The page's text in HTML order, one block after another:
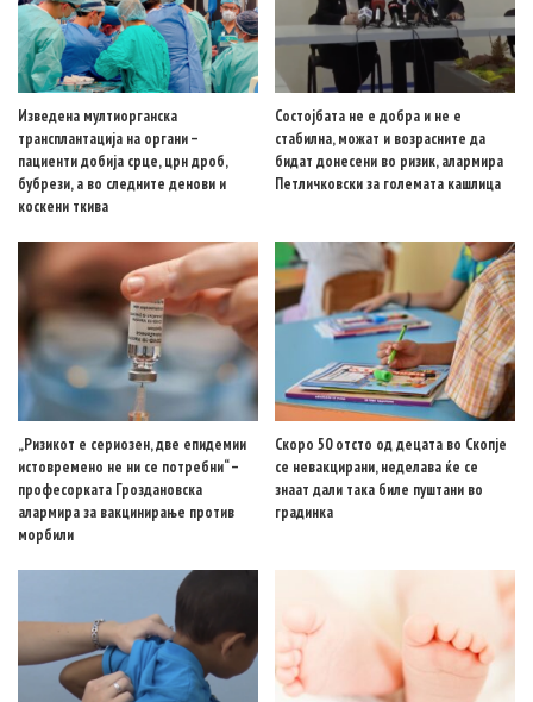
Изведена мултиорганска
трансплантација на органи –
пациенти добија срце, црн дроб,
бубрези, а во следните денови и
коскени ткива
Состојбата не е добра и не е
стабилна, можат и возрасните да
бидат донесени во ризик, алармира
Петличковски за големата кашлица
„Ризикот е сериозен, две епидемии
истовремено не ни се потребни“ –
професорката Гроздановска
алармира за вакцинирање против
морбили
Скоро 50 отсто од децата во Скопје
се невакцирани, неделава ќе се
знаат дали така биле пуштани во
градинка